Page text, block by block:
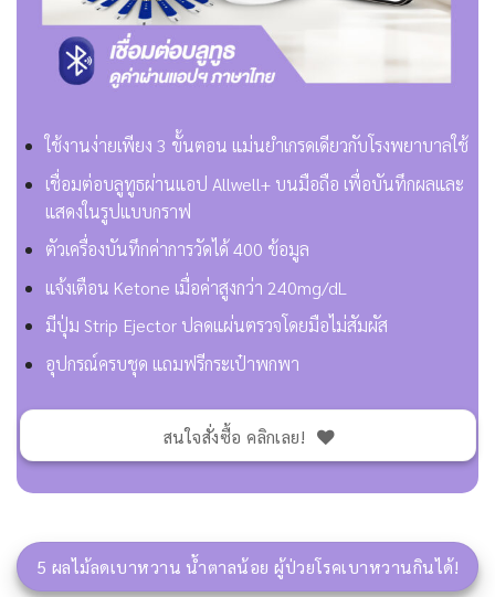
ใช้งานง่ายเพียง 3 ขั้นตอน แม่นยำเกรดเดียวกับโรงพยาบาลใช้
เชื่อมต่อบลูทูธผ่านแอป Allwell+ บนมือถือ เพื่อบันทึกผลและ
แสดงในรูปแบบกราฟ
ตัวเครื่องบันทึกค่าการวัดได้ 400 ข้อมูล
แจ้งเตือน Ketone เมื่อค่าสูงกว่า 240mg/dL
มีปุ่ม Strip Ejector ปลดแผ่นตรวจโดยมือไม่สัมผัส
อุปกรณ์ครบชุด แถมฟรีกระเป๋าพกพา
สนใจสั่งซื้อ คลิกเลย!
5 ผลไม้ลดเบาหวาน น้ำตาลน้อย ผู้ป่วยโรคเบาหวานกินได้!